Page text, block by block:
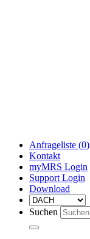
Anfrageliste (0)
Kontakt
myMRS Login
Support Login
Download
Suchen